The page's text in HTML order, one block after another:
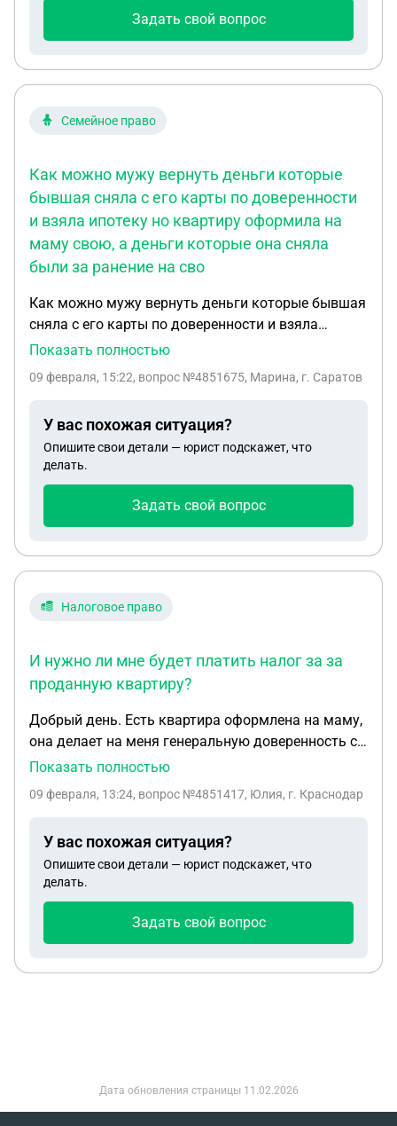
участке еще имеются некапитальное строение
администрации в следствии этого начались иски .
предпринять , чтобы этого не произошло ?
Задать свой вопрос
Семейное право
Как можно мужу вернуть деньги которые
бывшая сняла с его карты по доверенности
и взяла ипотеку но квартиру оформила на
маму свою, а деньги которые она сняла
были за ранение на сво
Как можно мужу вернуть деньги которые бывшая
сняла с его карты по доверенности и взяла
ипотеку но квартиру оформила на маму свою ,, а
сво.. Он говорит что они договорились что ему
оформила на маму свою... Как ему вернуть эти
деньги
Показать полностью
09 февраля, 15:22, вопрос №4851675, Марина, г. Саратов
У вас похожая ситуация?
Опишите свои детали — юрист подскажет, что
делать.
Задать свой вопрос
Налоговое право
И нужно ли мне будет платить налог за за
проданную квартиру?
Добрый день. Есть квартира оформлена на маму,
она делает на меня генеральную доверенность с
полным правом распоряжения недвижимостью и
купить и оформить на себя недвижимость или
первоначальный внос по ипотеке. И нужно ли мне
будет платить налог за за проданную квартиру ? (
срок владения более 5ти лет)
Показать полностью
09 февраля, 13:24, вопрос №4851417, Юлия, г. Краснодар
У вас похожая ситуация?
Опишите свои детали — юрист подскажет, что
делать.
Задать свой вопрос
Дата обновления страницы 11.02.2026